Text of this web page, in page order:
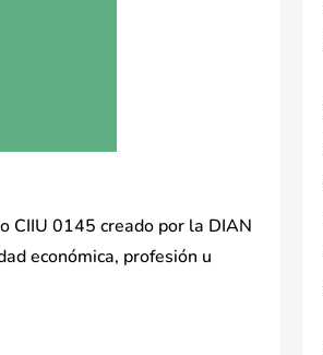
CIIU 0145 creado por la DIAN
económica, profesión u